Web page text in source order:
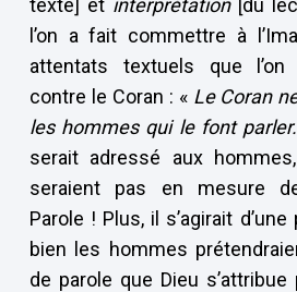
texte] et interprétation[du
l’on a fait commettre à
attentats textuels que l’on
contre le Coran : « Le Coran
les hommes qui le font parler.
serait adressé aux
seraient pas en mesure
Parole ! Plus, il s’agirait
bien les hommes
de parole que Dieu s’attribue